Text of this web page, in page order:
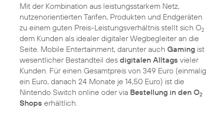
Mit der Kombination aus leistungsstarkem Netz,
nutzenorientierten Tarifen, Produkten und Endgeräten
zu einem guten Preis-Leistungsverhältnis stellt sich O2
dem Kunden als idealer digitaler Wegbegleiter an die
Seite. Mobile Entertainment, darunter auch Gaming ist
wesentlicher Bestandteil des digitalen Alltags vieler
Kunden. Für einen Gesamtpreis von 349 Euro (einmalig
ein Euro, danach 24 Monate je 14,50 Euro) ist die
Nintendo Switch online oder via Bestellung in den O2
Shops erhältlich.